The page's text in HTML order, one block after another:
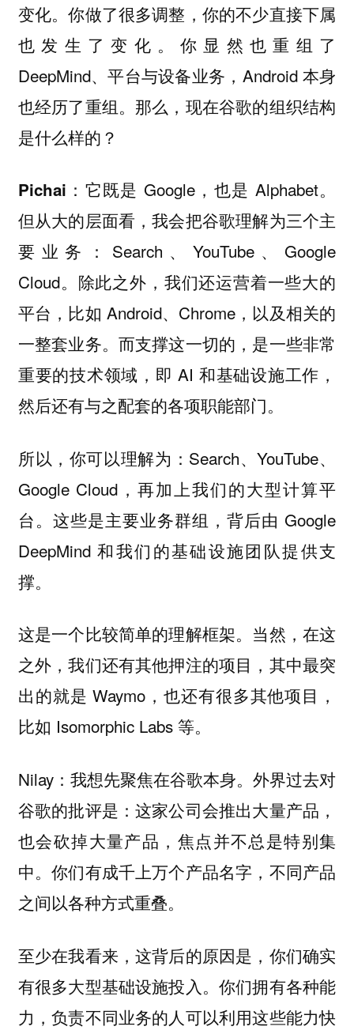
变化。你做了很多调整，你的不少直接下属
也发生了变化。你显然也重组了
DeepMind、平台与设备业务，Android 本身
也经历了重组。那么，现在谷歌的组织结构
是什么样的？
Pichai ：它既是 Google，也是 Alphabet。
但从大的层面看，我会把谷歌理解为三个主
要业务：Search、YouTube、Google
Cloud。除此之外，我们还运营着一些大的
平台，比如 Android、Chrome，以及相关的
一整套业务。而支撑这一切的，是一些非常
重要的技术领域，即 AI 和基础设施工作，
然后还有与之配套的各项职能部门。
所以，你可以理解为：Search、YouTube、
Google Cloud，再加上我们的大型计算平
台。这些是主要业务群组，背后由 Google
DeepMind 和我们的基础设施团队提供支
撑。
这是一个比较简单的理解框架。当然，在这
之外，我们还有其他押注的项目，其中最突
出的就是 Waymo，也还有很多其他项目，
比如 Isomorphic Labs 等。
Nilay：我想先聚焦在谷歌本身。外界过去对
谷歌的批评是：这家公司会推出大量产品，
也会砍掉大量产品，焦点并不总是特别集
中。你们有成千上万个产品名字，不同产品
之间以各种方式重叠。
至少在我看来，这背后的原因是，你们确实
有很多大型基础设施投入。你们拥有各种能
力，负责不同业务的人可以利用这些能力快